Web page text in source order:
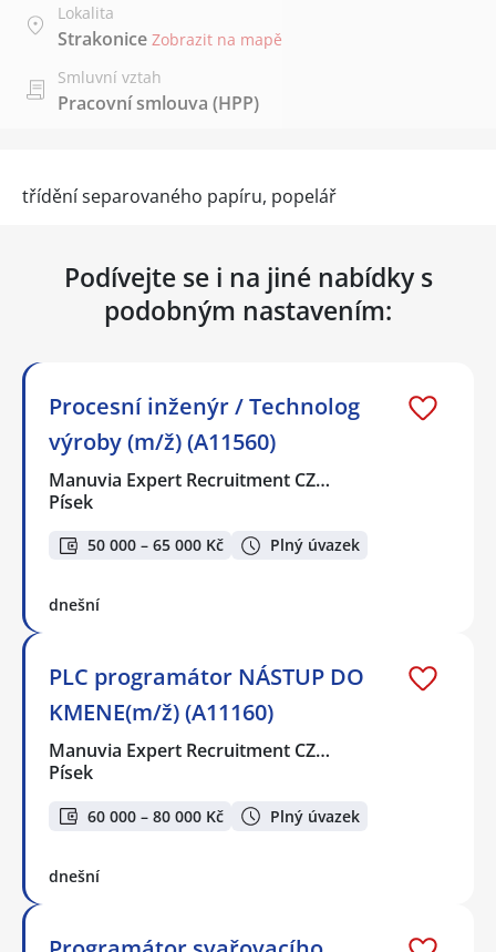
Lokalita
Strakonice Zobrazit na mapě
Smluvní vztah
Pracovní smlouva (HPP)
třídění separovaného papíru, popelář
Podívejte se i na jiné nabídky s
podobným nastavením:
Procesní inženýr / Technolog
výroby (m/ž) (A11560)
Manuvia Expert Recruitment CZ…
Písek
50 000 – 65 000 Kč Plný úvazek
dnešní
PLC programátor NÁSTUP DO
KMENE(m/ž) (A11160)
Manuvia Expert Recruitment CZ…
Písek
60 000 – 80 000 Kč Plný úvazek
dnešní